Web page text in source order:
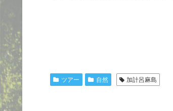
ツアー 自然 加計呂麻島